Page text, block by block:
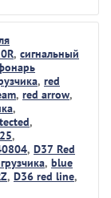
, сигнальный
, red
, red arrow,
,
,
,
, D37 Red
, blue
, D36 red line,